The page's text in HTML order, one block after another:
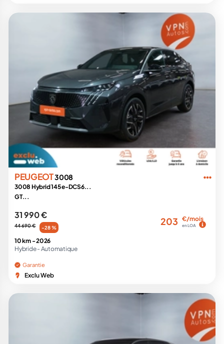
PEUGEOT3008
3008 Hybrid 145 e-DCS6...
GT...
31 990 €
44 690 € -28 %
203 €/mois
en LOA
10 km -2026
Hybride - Automatique
Garantie
Exclu Web